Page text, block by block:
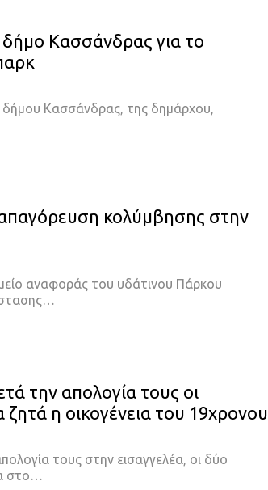
Κασσάνδρας για το
δήμου Κασσάνδρας, της δημάρχου,
κολύμβησης στην
αναφοράς του υδάτινου Πάρκου
την απολογία τους οι
η οικογένεια του 19χρονου
τους στην εισαγγελέα, οι δύο
στο…